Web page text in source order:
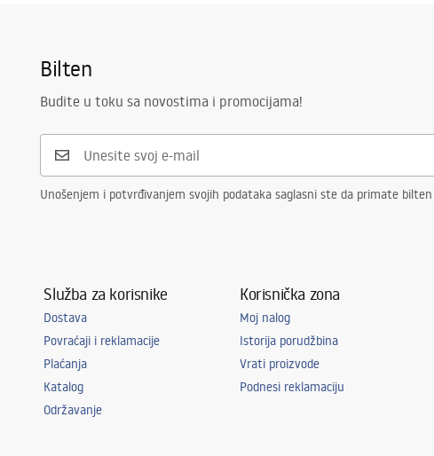
Bilten
Budite u toku sa novostima i promocijama!
Unošenjem i potvrđivanjem svojih podataka saglasni ste da primate
Služba za korisnike
Dostava
Povraćaji i reklamacije
Plaćanja
Katalog
Održavanje
Korisnička zona
Moj nalog
Istorija porudžbina
Vrati proizvode
Podnesi reklamaciju